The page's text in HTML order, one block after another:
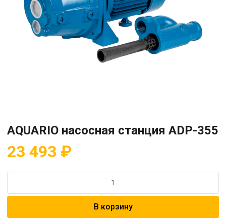
AQUARIO насосная станция ADP-355
23 493 ₽
AQUARIO
В корзину